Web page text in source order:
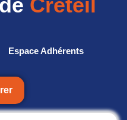
Créteil
Espace Adhérents